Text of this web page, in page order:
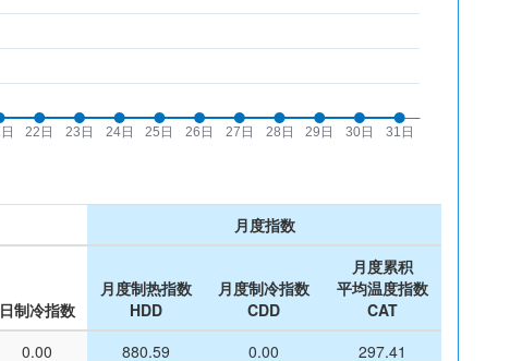
月度指数
日制冷指数
月度制热指数
HDD
月度制冷指数
CDD
月度累积
平均温度指数
CAT
0.00 880.59 0.00
297.41